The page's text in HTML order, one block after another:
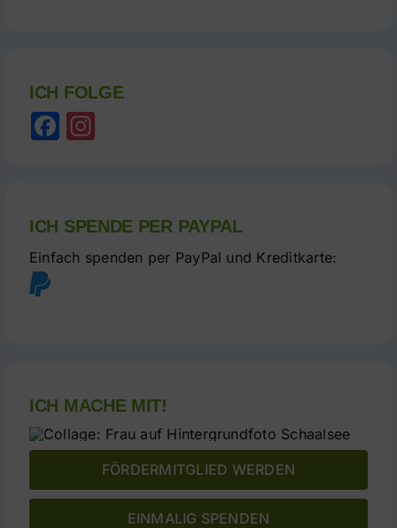
ICH FOLGE
Facebook
ICH SPENDE PER PAYPAL
Einfach spenden per PayPal und Kreditkarte:
ICH MACHE MIT!
FÖRDERMITGLIED WERDEN
EINMALIG SPENDEN